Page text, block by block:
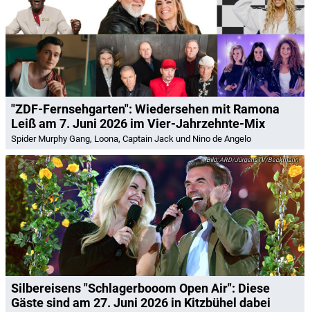
"ZDF-Fernsehgarten": Wiedersehen mit Ramona
Leiß am 7. Juni 2026 im Vier-Jahrzehnte-Mix
Spider Murphy Gang, Loona, Captain Jack und Nino de Angelo
ARD/JürgensTV/Beckmann
Silbereisens "Schlagerbooom Open Air": Diese
Gäste sind am 27. Juni 2026 in Kitzbühel dabei